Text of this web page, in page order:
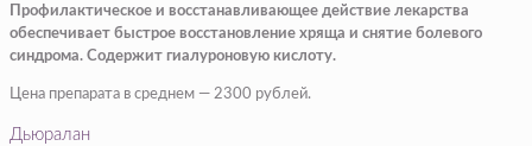
Профилактическое и восстанавливающее действие лекарства
обеспечивает быстрое восстановление хряща и снятие болевого
синдрома. Содержит гиалуроновую кислоту.
Цена препарата в среднем — 2300 рублей.
Дьюралан